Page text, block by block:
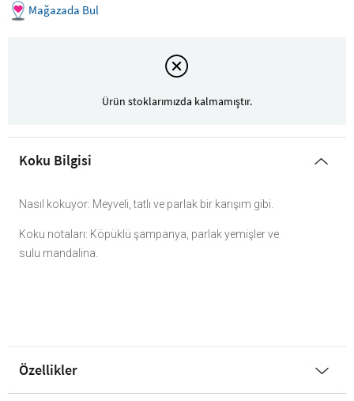
Mağazada Bul
Ürün stoklarımızda kalmamıştır.
Koku Bilgisi
Nasıl kokuyor: Meyveli, tatlı ve parlak bir karışım gibi.
Koku notaları: Köpüklü şampanya, parlak yemişler ve
sulu mandalina.
Özellikler